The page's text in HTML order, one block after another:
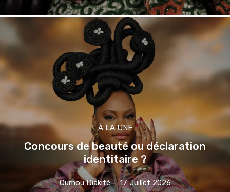
À LA UNE
Concours de beauté ou déclaration
identitaire ?
Oumou Diakité - 17 Juillet 2026